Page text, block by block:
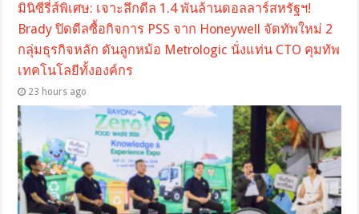
มินิซีรี่ส์พิเศษ: เจาะลึกดีล 1.4 พันล้านดอลลาร์สหรัฐฯ!
Brady ปิดดีลซื้อกิจการ PSS จาก Honeywell จัดทัพใหม่ 2
กลุ่มธุรกิจหลัก ดันลูกหม้อ Metrologic นั่งแท่น CTO คุมทัพ
เทคโนโลยีทั้งองค์กร
23 hours ago